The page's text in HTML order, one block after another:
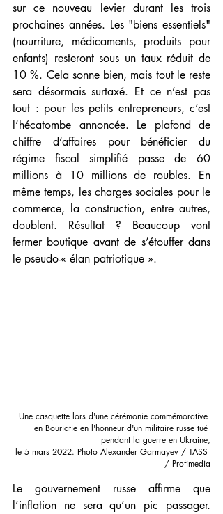
sur ce nouveau levier durant les trois
prochaines années. Les "biens essentiels"
(nourriture, médicaments, produits pour
enfants) resteront sous un taux réduit de
10 %. Cela sonne bien, mais tout le reste
sera désormais surtaxé. Et ce n’est pas
tout : pour les petits entrepreneurs, c’est
l’hécatombe annoncée. Le plafond de
chiffre d’affaires pour bénéficier du
régime fiscal simplifié passe de 60
millions à 10 millions de roubles. En
même temps, les charges sociales pour le
commerce, la construction, entre autres,
doublent. Résultat ? Beaucoup vont
fermer boutique avant de s’étouffer dans
le pseudo-« élan patriotique ».
Une casquette lors d'une cérémonie commémorative
en Bouriatie en l'honneur d'un militaire russe tué
pendant la guerre en Ukraine,
/ Profimedia
Le gouvernement russe affirme que
l’inflation ne sera qu’un pic passager.